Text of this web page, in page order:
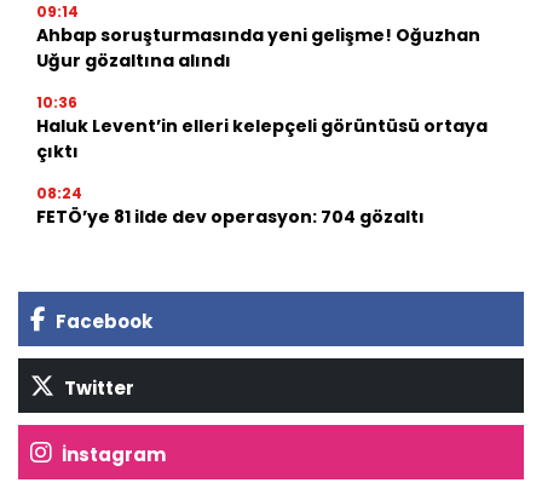
09:14
Ahbap soruşturmasında yeni gelişme! Oğuzhan
Uğur gözaltına alındı
10:36
Haluk Levent’in elleri kelepçeli görüntüsü ortaya
çıktı
08:24
FETÖ’ye 81 ilde dev operasyon: 704 gözaltı
Facebook
Twitter
İnstagram